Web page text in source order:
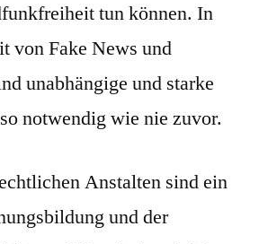
tun können. In
von Fake News und
unabhängige und starke
notwendig wie nie zuvor.
Anstalten sind ein
und der